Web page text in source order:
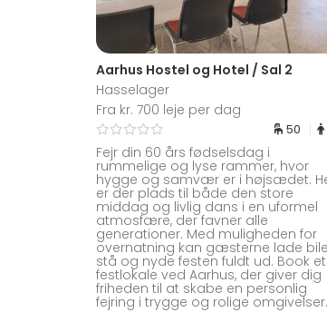
Aarhus Hostel og Hotel / Sal 2
Hasselager
Fra kr. 700 leje per dag
50
Fejr din 60 års fødselsdag i
rummelige og lyse rammer, hvor
hygge og samvær er i højsædet.
er der plads til både den store
middag og livlig dans i en uformel
atmosfære, der favner alle
generationer. Med muligheden for
overnatning kan gæsterne lade
stå og nyde festen fuldt ud. Book et
festlokale ved Aarhus, der giver dig
friheden til at skabe en personlig
fejring i trygge og rolige omgivelser.